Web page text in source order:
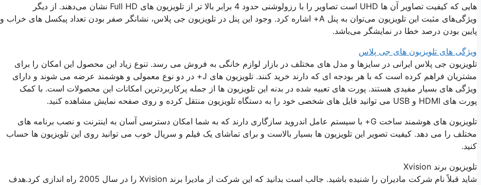
هایی که کیفیت تصاویر آن ها UHD است تصاویر را با رزولوشنی حدود 4 برابر بالا تر از تلویزیون های Full HD نشان می‌دهند. از دیگر
ویژگی‌های مثبت این تلویزیون می‌توان به پنل A+ اشاره کرد. وجود این پنل در تلویزیون جی پلاس، نشانگر صفر بودن تعداد پیکسل های خراب و
پایین بودن درصد خطا در نمایشگر می‌باشد.
ویژگی های تلویزیون های جی پلاس
تلویزیون جی پلاس ایرانی در سایزها و مدل های مختلف در بازار لوازم خانگی به فروش می رسد. تنوع زیاد این محصول این امکان را برای
مشتریان فراهم کرده است که با هر بودجه ای که دارند خرید کنند. تلویزیون های J+ در دو نوع معمولی و هوشمند عرضه می شوند و دارای
ویژگی های بسیار مفیدی هستند. پورت های تعبیه شده در بدنه این تلویزیون ها از جمله پرکاربردترین امکانات این محصولات است. با کمک
پورت های HDMI و USB می توانید فایل های شخصی خود را به دستگاه تلویزیون منتقل کرده و روی صفحه نمایش مشاهده کنید.
تلویزیون های هوشمند ساخت G+ با سیستم عامل اندروید سازگاری دارند که به شما امکان دسترسی آسان به اینترنت و نصب برنامه های
مختلف را می دهد. کیفیت تصویر این تلویزیون ها بسیار بالاست و برای تماشای یک فیلم و سریال خوب می توانید روی این تلویزیون ها حساب
کنید.
تلویزیون برند Xvision
شاید قبلاً نام شرکت مادیران را شنیده باشید. جالب است بدانید که این شرکت از مادیرا برند Xvision را در سال 2005 راه اندازی کرد.هدف